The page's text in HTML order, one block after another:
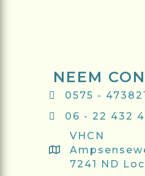
NEEM
0575 -
06 - 22 432
VHCN
7241 ND